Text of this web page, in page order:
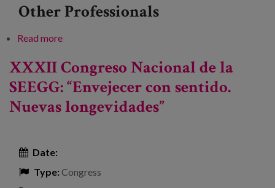
Other Professionals
Read moreabout 41 congreso de la Sociedad Española de
XXXII Congreso Nacional de la
SEEGG: “Envejecer con sentido.
Nuevas longevidades”
Date:
Type:Congress